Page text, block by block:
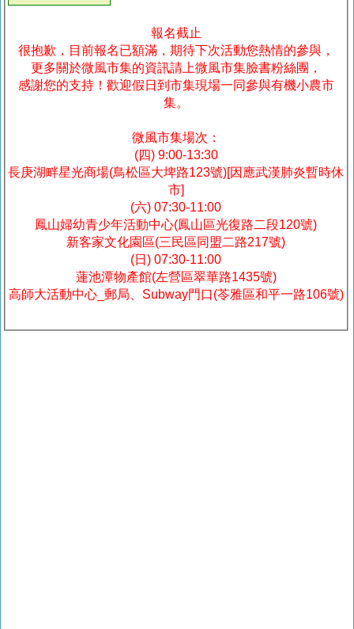
報名截止
很抱歉，目前報名已額滿，期待下次活動您熱情的參與，
更多關於微風市集的資訊請上微風市集臉書粉絲團，
感謝您的支持！歡迎假日到市集現場一同參與有機小農市
集。
微風市集場次：
(四) 9:00-13:30
長庚湖畔星光商場(鳥松區大埤路123號)[因應武漢肺炎暫時休
市]
(六) 07:30-11:00
鳳山婦幼青少年活動中心(鳳山區光復路二段120號)
新客家文化園區(三民區同盟二路217號)
(日) 07:30-11:00
蓮池潭物產館(左營區翠華路1435號)
高師大活動中心_郵局、Subway門口(苓雅區和平一路106號)